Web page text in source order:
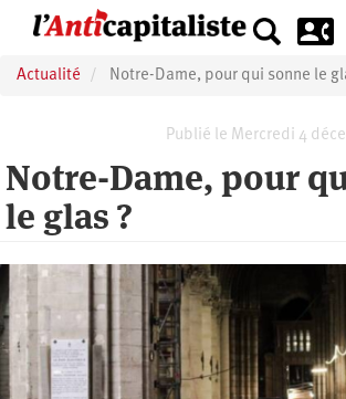
principal
Actualité Notre-Dame, pour qui sonne le
Publié le Mercredi 4
Notre-Dame, pour
le glas ?